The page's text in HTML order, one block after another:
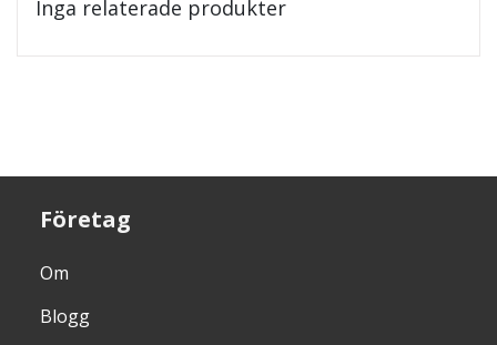
Inga relaterade produkter
Företag
Om
Blogg